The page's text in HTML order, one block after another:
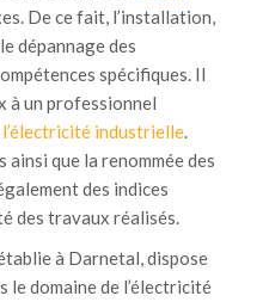
De ce fait, l’installation,
dépannage des
spécifiques. Il
à un professionnel
l’électricité industrielle.
ainsi que la renommée des
des indices
des travaux réalisés.
à Darnetal, dispose
le domaine de l’électricité